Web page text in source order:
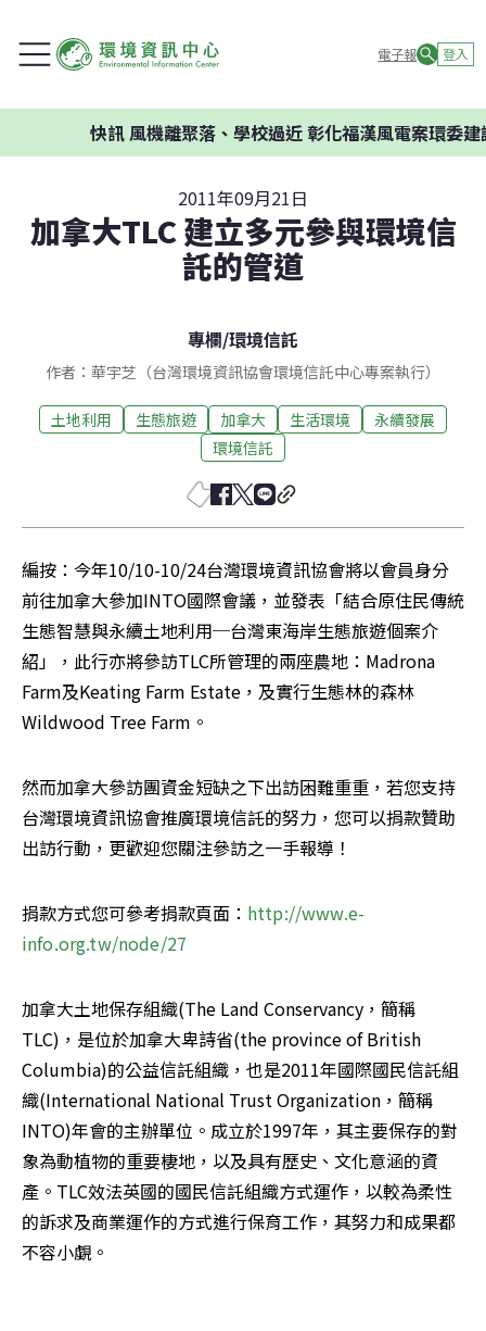
電子報 登入
風機離聚落、學校過近 彰化福漢風電案環委建議不應
2011年09月21日
加拿大TLC 建立多元參與環境信
託的管道
專欄/環境信託
作者：華宇芝（台灣環境資訊協會環境信託中心專案執行）
土地利用 生態旅遊 加拿大 生活環境
永續發展
環境信託
編按：今年10/10-10/24台灣環境資訊協會將以會員身分
前往加拿大參加INTO國際會議，並發表「結合原住民傳統
生態智慧與永續土地利用─台灣東海岸生態旅遊個案介
紹」，此行亦將參訪TLC所管理的兩座農地：Madrona
Farm及Keating Farm Estate，及實行生態林的森林
Wildwood Tree Farm。
然而加拿大參訪團資金短缺之下出訪困難重重，若您支持
台灣環境資訊協會推廣環境信託的努力，您可以捐款贊助
出訪行動，更歡迎您關注參訪之一手報導！
捐款方式您可參考捐款頁面： http://www.e-
info.org.tw/node/27
加拿大土地保存組織(The Land Conservancy，簡稱
TLC)，是位於加拿大卑詩省(the province of British
Columbia)的公益信託組織，也是2011年國際國民信託組
織(International National Trust Organization，簡稱
INTO)年會的主辦單位。成立於1997年，其主要保存的對
象為動植物的重要棲地，以及具有歷史、文化意涵的資
產。TLC效法英國的國民信託組織方式運作，以較為柔性
的訴求及商業運作的方式進行保育工作，其努力和成果都
不容小覷。